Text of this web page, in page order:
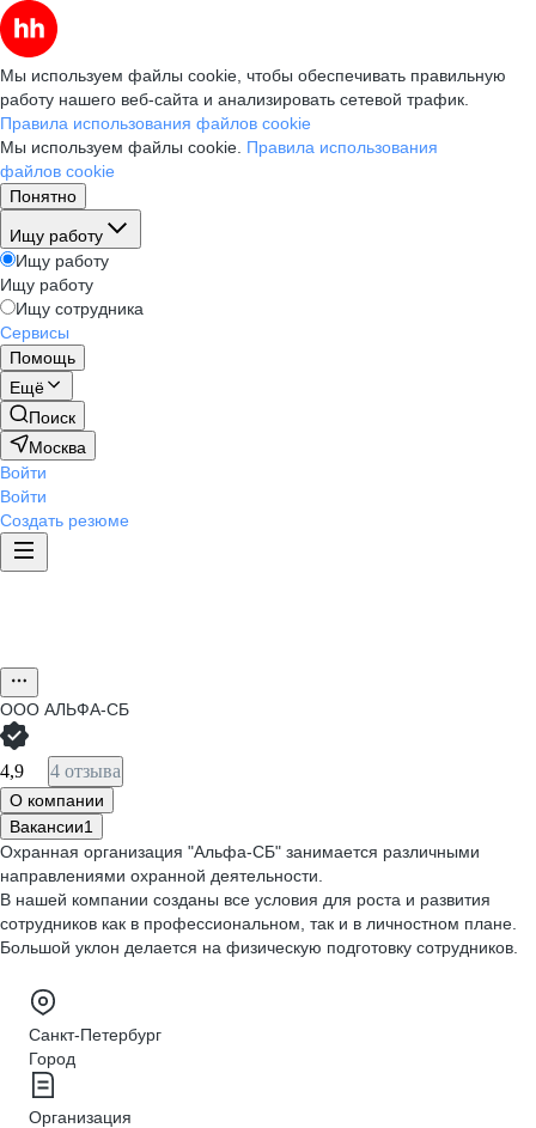
Мы используем файлы cookie, чтобы обеспечивать правильную
работу нашего веб-сайта и анализировать сетевой трафик.
Правила использования файлов cookie
Мы используем файлы cookie. Правила использования
файлов cookie
Понятно
Ищу работу
Ищу работу
Ищу работу
Ищу сотрудника
Сервисы
Помощь
Ещё
Поиск
Москва
Войти
Войти
Создать резюме
ООО АЛЬФА-СБ
4,9 4 отзыва
О компании
Вакансии1
Охранная организация "Альфа-СБ" занимается различными
направлениями охранной деятельности.
В нашей компании созданы все условия для роста и развития
сотрудников как в профессиональном, так и в личностном плане.
Большой уклон делается на физическую подготовку сотрудников.
Санкт-Петербург
Город
Организация